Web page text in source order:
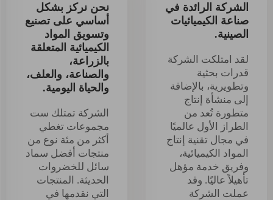
الشركة الرائدة في
صناعة الكيميائيات
الصينية.
لقد امتلكت الشركة
قدرات بحثية
وتطويرية، بالإضافة
إلى منشأة إنتاج
متطورة تُعد من
الطراز الأول عالميًا
في مجال تقنية إنتاج
المواد الكيميائية،
وفريق خدمة مؤهل
تأهيلاً عاليًا. وقد
عملت الشركة
نحن نركز بشكل
أساسي على تصنيع
وتسويق المواد
الكيميائية المتعلقة
بالزراعة،
والصناعة، والعلف،
والحياة اليومية.
الشركة تمتلك ست
مجموعات تغطي
أكثر من مئة نوع من
منتجات أفضل سماد
سائل للخضروات
الحديثة. المنتجات
التي نقدمها في